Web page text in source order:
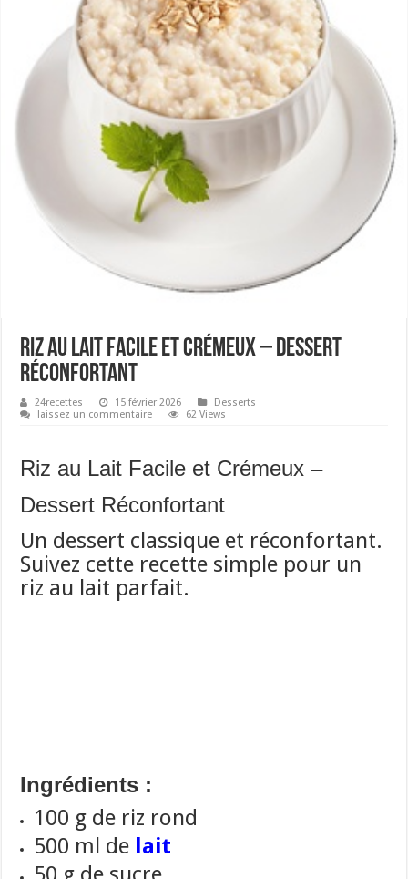
Riz au Lait Facile et Crémeux – Dessert
Réconfortant
24recettes 15 février 2026
Desserts
laissez un commentaire
62 Views
Riz au Lait Facile et Crémeux –
Dessert Réconfortant
Un dessert classique et réconfortant.
Suivez cette recette simple pour un
riz au lait parfait.
Ingrédients :
100 g de riz rond
500 ml de lait